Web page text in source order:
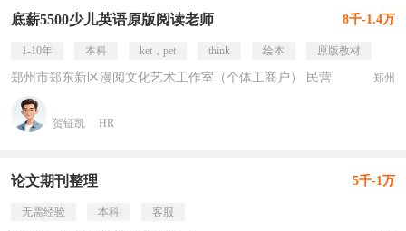
底薪5500少儿英语原版阅读老师 8千-1.4万
1-10年 本科 ket，pet think 绘本 原版教材
郑州市郑东新区漫阅文化艺术工作室（个体工商户） 民营 郑州
贺钲凯 HR
论文期刊整理 5千-1万
无需经验 本科 客服